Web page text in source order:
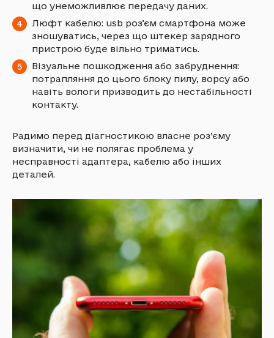
що унеможливлює передачу даних.
Люфт кабелю: usb розʼєм смартфона може
зношуватись, через що штекер зарядного
пристрою буде вільно триматись.
Візуальне пошкодження або забруднення:
потрапляння до цього блоку пилу, ворсу або
навіть вологи призводить до нестабільності
контакту.
Радимо перед діагностикою власне роз’єму
визначити, чи не полягає проблема у
несправності адаптера, кабелю або інших
деталей.